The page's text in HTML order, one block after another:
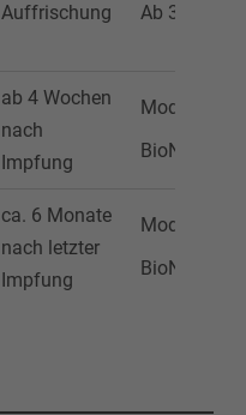
Auffrischung Ab 30
ab 4 Wochen
nach
Impfung
Moderna
BioNTech/
ca. 6 Monate
nach letzter
Impfung
Moderna
BioNTech/